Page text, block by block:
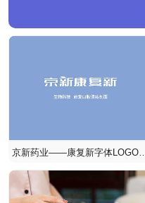
京新药业——康复新字体LOGO设
计